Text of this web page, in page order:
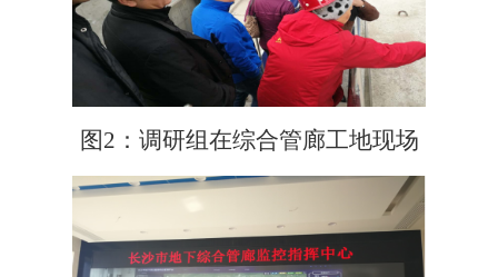
图2：调研组在综合管廊工地现场